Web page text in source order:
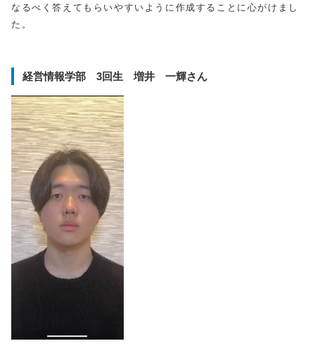
なるべく答えてもらいやすいように作成することに心がけまし
た。
経営情報学部 3回生 増井 一輝さん